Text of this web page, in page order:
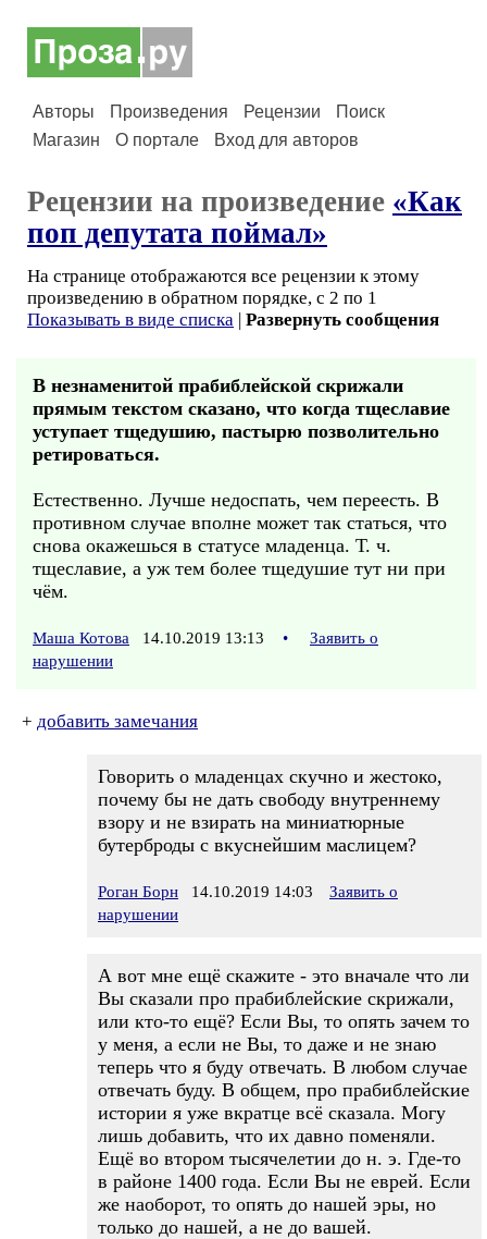
Авторы Произведения Рецензии
Поиск
Магазин
О портале Вход для авторов
Рецензии на произведение «Как
поп депутата поймал»
На странице отображаются все рецензии к этому
произведению в обратном порядке, с 2 по 1
Показывать в виде списка | Развернуть сообщения
В незнаменитой прабиблейской скрижали
прямым текстом сказано, что когда тщеславие
уступает тщедушию, пастырю позволительно
ретироваться.
Естественно. Лучше недоспать, чем переесть. В
противном случае вполне может так статься, что
снова окажешься в статусе младенца. Т. ч.
тщеславие, а уж тем более тщедушие тут ни при
чём.
Маша Котова 14.10.2019 13:13 •
Заявить о
нарушении
+ добавить замечания
Говорить о младенцах скучно и жестоко,
почему бы не дать свободу внутреннему
взору и не взирать на миниатюрные
бутерброды с вкуснейшим маслицем?
Роган Борн 14.10.2019 14:03
Заявить о
нарушении
А вот мне ещё скажите - это вначале что ли
Вы сказали про прабиблейские скрижали,
или кто-то ещё? Если Вы, то опять зачем то
у меня, а если не Вы, то даже и не знаю
теперь что я буду отвечать. В любом случае
отвечать буду. В общем, про прабиблейские
истории я уже вкратце всё сказала. Могу
лишь добавить, что их давно поменяли.
Ещё во втором тысячелетии до н. э. Где-то
в районе 1400 года. Если Вы не еврей. Если
же наоборот, то опять до нашей эры, но
только до нашей, а не до вашей.